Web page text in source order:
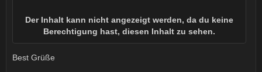
Der Inhalt kann nicht angezeigt werden, da du keine
Berechtigung hast, diesen Inhalt zu sehen.
Best Grüße